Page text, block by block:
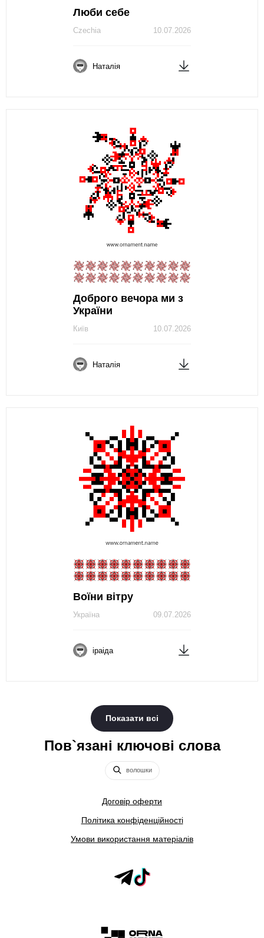
Люби себе
10.07.2026
Czechia
Наталія
Доброго вечора ми з
України
10.07.2026
Київ
Наталія
Воїни вітру
09.07.2026
Україна
іраіда
Показати всі
Пов`язані ключові слова
волошки
Договір оферти
Політика конфіденційності
Умови використання матеріалів